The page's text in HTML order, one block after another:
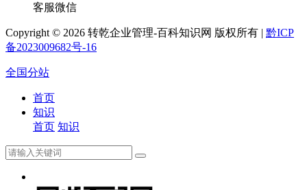
客服微信
Copyright © 2026 转乾企业管理-百科知识网 版权所有 | 黔ICP
备2023009682号-16
全国分站
首页
知识
首页 知识